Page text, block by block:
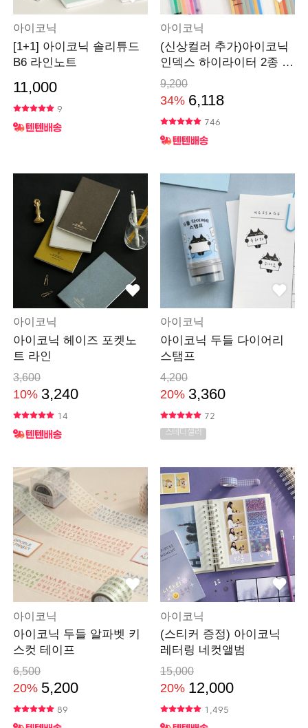
아이코닉
[1+1] 아이코닉 솔리튜드
B6 라인노트
11,000
9
아이코닉
(신상컬러 추가)아이코닉
인덱스 하이라이터 2종 세
트(플래그스티커)
9,200
34% 6,118
746
아이코닉
아이코닉 헤이즈 포켓노
트 라인
3,600
10% 3,240
14
아이코닉
아이코닉 두들 다이어리
스탬프
4,200
20% 3,360
72
스테디셀러
아이코닉
아이코닉 두들 알파벳 키
스컷 테이프
6,500
20% 5,200
89
아이코닉
(스티커 증정) 아이코닉
레터링 네컷앨범
15,000
20% 12,000
1,495